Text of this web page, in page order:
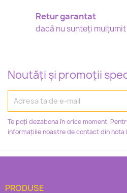
Retur garantat
dacă nu sunteți
Noutăți și promoții
Te poți dezabona în orice moment.
informațiile noastre de contact din nota
PRODUSE